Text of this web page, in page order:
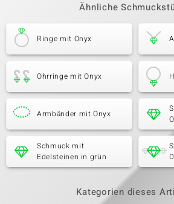
Ähnliche
Ringe mit Onyx
Ohrringe mit Onyx
Armbänder mit Onyx
Schmuck mit
Edelsteinen in grün
Kategorien dieses